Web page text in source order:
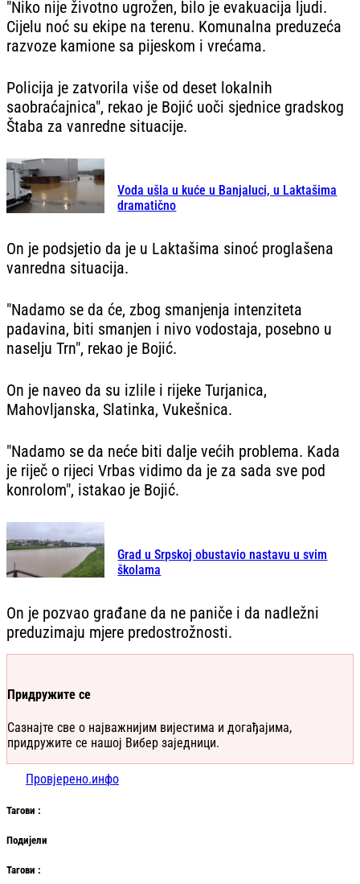
"Niko nije životno ugrožen, bilo je evakuacija ljudi.
Cijelu noć su ekipe na terenu. Komunalna preduzeća
razvoze kamione sa pijeskom i vrećama.
Policija je zatvorila više od deset lokalnih
saobraćajnica", rekao je Bojić uoči sjednice gradskog
Štaba za vanredne situacije.
Voda ušla u kuće u Banjaluci, u Laktašima
dramatično
On je podsjetio da je u Laktašima sinoć proglašena
vanredna situacija.
"Nadamo se da će, zbog smanjenja intenziteta
padavina, biti smanjen i nivo vodostaja, posebno u
naselju Trn", rekao je Bojić.
On je naveo da su izlile i rijeke Turjanica,
Mahovljanska, Slatinka, Vukešnica.
"Nadamo se da neće biti dalje većih problema. Kada
je riječ o rijeci Vrbas vidimo da je za sada sve pod
konrolom", istakao je Bojić.
Grad u Srpskoj obustavio nastavu u svim
školama
On je pozvao građane da ne paniče i da nadležni
preduzimaju mjere predostrožnosti.
Придружите се
Сазнајте све о најважнијим вијестима и догађајима,
придружите се нашој Вибер заједници.
Провјерено.инфо
Тагови :
Подијели
Тагови :